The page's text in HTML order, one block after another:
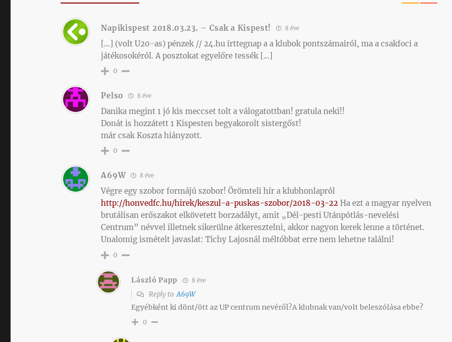
Napikispest 2018.03.23. – Csak a Kispest! 8 éve
[…] (volt U20-as) pénzek // 24.hu írttegnap a a klubok pontszámairól, ma a csakfoci a
játékosokéról. A posztokat egyelőre tessék […]
0
Pelso 8 éve
Danika megint 1 jó kis meccset tolt a válogatottban! gratula neki!!
Donát is hozzátett 1 Kispesten begyakorolt sistergőst!
már csak Koszta hiányzott.
0
A69W 8 éve
Végre egy szobor formájú szobor! Örömteli hír a klubhonlapról
http://honvedfc.hu/hirek/keszul-a-puskas-szobor/2018-03-22 Ha ezt a magyar nyelven
brutálisan erőszakot elkövetett borzadályt, amit „Dél-pesti Utánpótlás-nevelési
Centrum” névvel illetnek sikerülne átkeresztelni, akkor nagyon kerek lenne a történet.
Unalomig ismételt javaslat: Tichy Lajosnál méltóbbat erre nem lehetne találni!
0
László Papp 8 éve
Reply toA69W
Egyébként ki dönt/ött az UP centrum nevéről?A klubnak van/volt beleszólása ebbe?
0